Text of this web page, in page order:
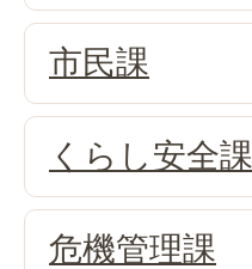
市民課
くらし安全課
危機管理課